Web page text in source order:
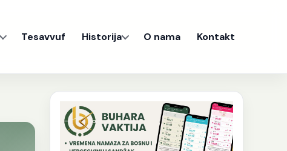
Tesavvuf Historija O nama Kontakt